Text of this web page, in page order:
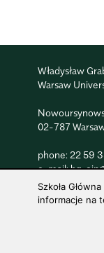
Władysław
Warsaw
02-787
phone: 22 59
e-mail:
Szkoła
informacje na